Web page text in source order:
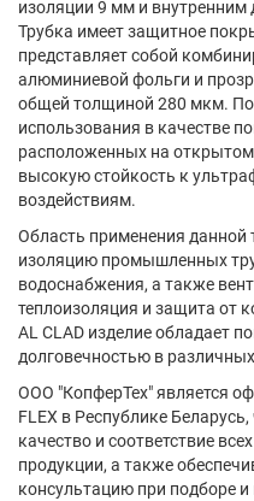
изоляции 9 мм и
Трубка имеет защитное
представляет собой
алюминиевой фольги и
общей толщиной 280 мкм.
использования в качестве
расположенных на открытом
высокую стойкость к
воздействиям.
Область применения данной
изоляцию промышленных
водоснабжения, а также
теплоизоляция и защита от
AL CLAD изделие обладает
долговечностью в
ООО "КопферТех" является
FLEX в Республике
качество и соответствие
продукции, а также
консультацию при подборе